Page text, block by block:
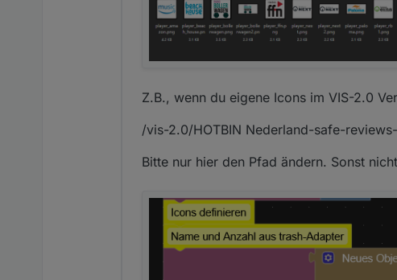
Z.B., wenn du eigene Icons im VIS-2.0
/vis-2.0/HOTBIN Nederland-safe-
Bitte nur hier den Pfad ändern. Sonst